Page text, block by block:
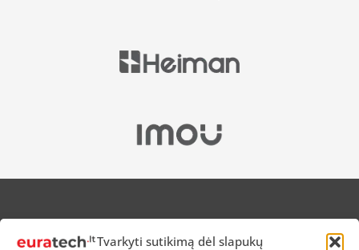
Tvarkyti sutikimą dėl slapukų
APIE MUS
NUOLAIDOS HEROJAMS